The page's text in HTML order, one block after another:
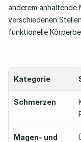
anderem anhaltende
verschiedenen
funktionelle
Kategorie
Schmerzen
Magen- und